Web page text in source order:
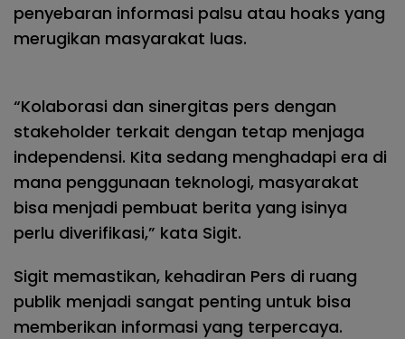
penyebaran informasi palsu atau hoaks yang
merugikan masyarakat luas.
“Kolaborasi dan sinergitas pers dengan
stakeholder terkait dengan tetap menjaga
independensi. Kita sedang menghadapi era di
mana penggunaan teknologi, masyarakat
bisa menjadi pembuat berita yang isinya
perlu diverifikasi,” kata Sigit.
Sigit memastikan, kehadiran Pers di ruang
publik menjadi sangat penting untuk bisa
memberikan informasi yang terpercaya.